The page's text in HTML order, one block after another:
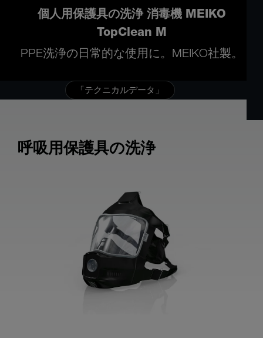
個人用保護具の洗浄 消毒機 MEIKO
TopClean M
PPE洗浄の日常的な使用に。MEIKO社製。
「テクニカルデータ」
呼吸用保護具の洗浄